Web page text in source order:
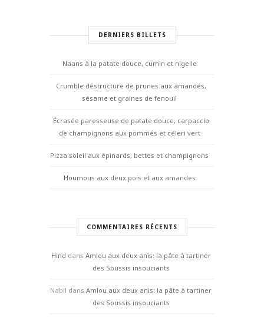
DERNIERS BILLETS
Naans à la patate douce, cumin et nigelle
Crumble déstructuré de prunes aux amandes,
sésame et graines de fenouil
Écrasée paresseuse de patate douce, carpaccio
de champignons aux pommes et céleri vert
Pizza soleil aux épinards, bettes et champignons
Houmous aux deux pois et aux amandes
COMMENTAIRES RÉCENTS
Hind dans Amlou aux deux anis: la pâte à tartiner
des Soussis insouciants
Nabil dans Amlou aux deux anis: la pâte à tartiner
des Soussis insouciants